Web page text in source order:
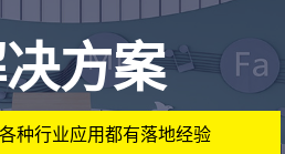
方案
种行业应用都有落地经验